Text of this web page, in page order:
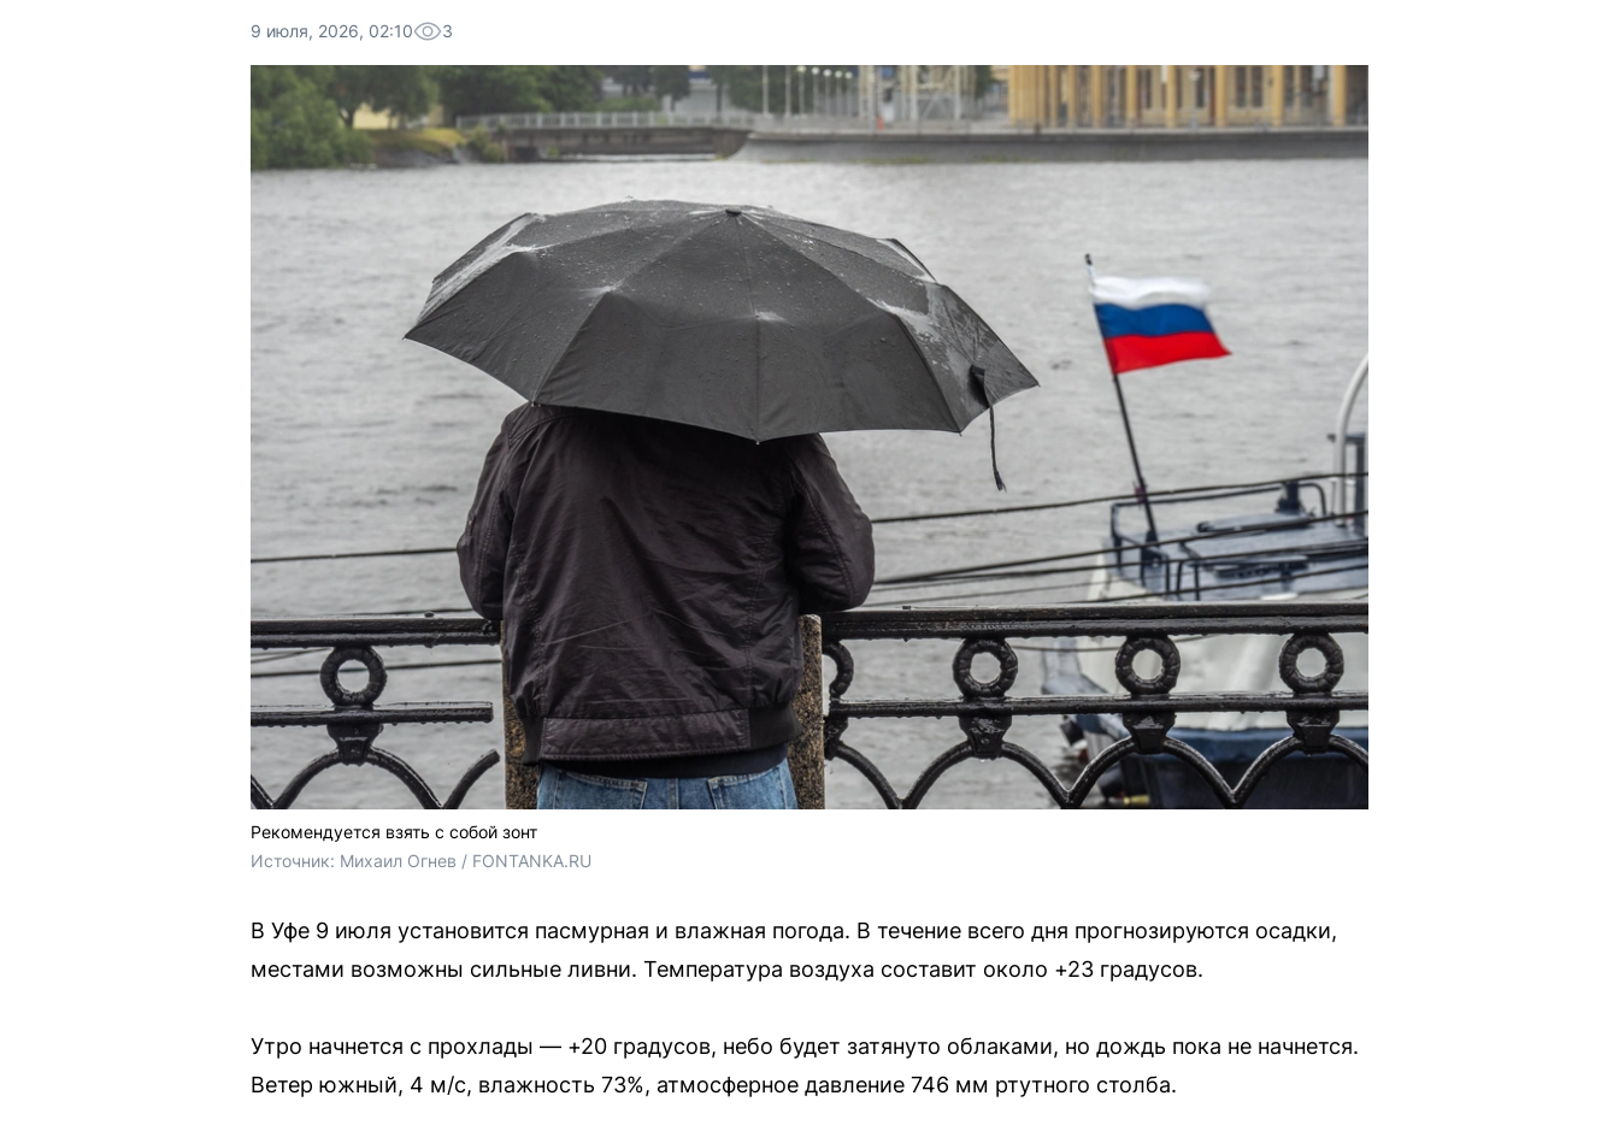
9 июля, 2026, 02:10 3
Рекомендуется взять с собой зонт
Источник: Михаил Огнев / FONTANKA.RU
В Уфе 9 июля установится пасмурная и влажная погода. В течение всего дня прогнозируются осадки,
местами возможны сильные ливни. Температура воздуха составит около +23 градусов.
Утро начнется с прохлады — +20 градусов, небо будет затянуто облаками, но дождь пока не начнется.
Ветер южный, 4 м/с, влажность 73%, атмосферное давление 746 мм ртутного столба.